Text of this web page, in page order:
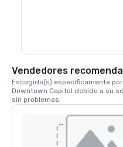
Vendedores
Escogido(s) específicamente
Downtown Capitol debido a su
sin problemas.